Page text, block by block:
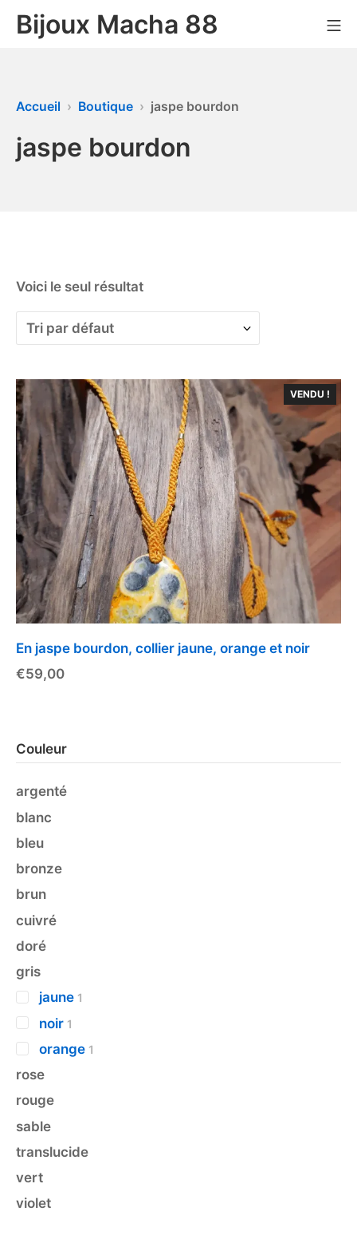
Bijoux Macha 88
Accueil Boutique jaspe bourdon
jaspe bourdon
Voici le seul résultat
VENDU !
En jaspe bourdon, collier jaune, orange et noir
€59,00
Couleur
argenté
blanc
bleu
bronze
brun
cuivré
doré
gris
jaune 1
noir 1
orange 1
rose
rouge
sable
translucide
vert
violet